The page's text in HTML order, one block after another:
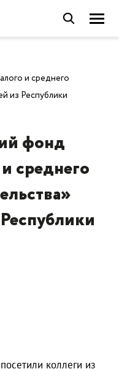
и среднего
из Республики
фонд
среднего
коллеги из